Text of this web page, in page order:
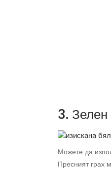
3. Зелен
Можете да
Пресният грах